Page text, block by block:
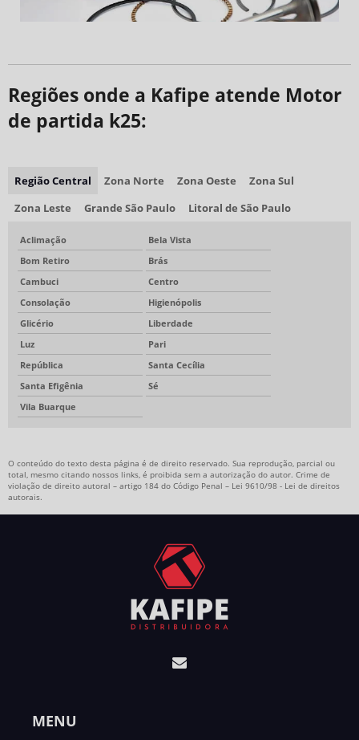
Regiões onde a Kafipe atende Motor
de partida k25:
Região Central Zona Norte Zona Oeste
Zona Sul
Zona Leste
Grande São Paulo Litoral de São Paulo
Aclimação
Bela Vista
Bom Retiro
Brás
Cambuci
Centro
Consolação
Higienópolis
Glicério
Liberdade
Luz
Pari
República
Santa Cecília
Santa Efigênia
Sé
Vila Buarque
O conteúdo do texto desta página é de direito reservado. Sua reprodução, parcial ou
total, mesmo citando nossos links, é proibida sem a autorização do autor. Crime de
violação de direito autoral – artigo 184 do Código Penal – Lei 9610/98 - Lei de direitos
autorais.
MENU